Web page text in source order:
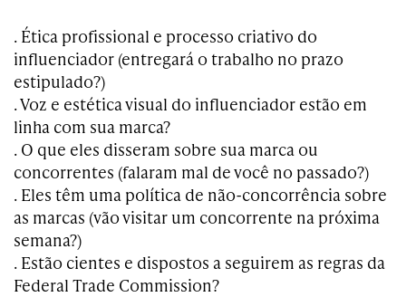
. Ética profissional e processo criativo do
influenciador (entregará o trabalho no prazo
estipulado?)
. Voz e estética visual do influenciador estão em
linha com sua marca?
. O que eles disseram sobre sua marca ou
concorrentes (falaram mal de você no passado?)
. Eles têm uma política de não-concorrência sobre
as marcas (vão visitar um concorrente na próxima
semana?)
. Estão cientes e dispostos a seguirem as regras da
Federal Trade Commission?